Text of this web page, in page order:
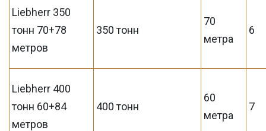
Liebherr 350
тонн 70+78
метров
350 тонн
70
метра
6
Liebherr 400
тонн 60+84
метров
400 тонн
60
метра
7